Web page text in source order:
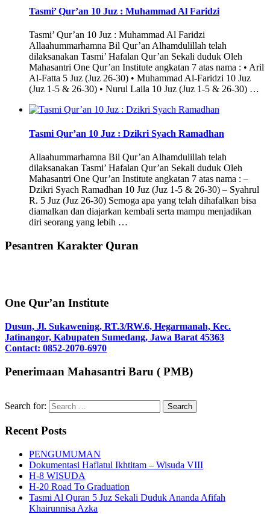
Tasmi’ Qur’an 10 Juz : Muhammad Al Faridzi
Tasmi’ Qur’an 10 Juz : Muhammad Al Faridzi
Allaahummarhamna Bil Qur’an Alhamdulillah telah
dilaksanakan Tasmi’ Hafalan Qur’an Sekali duduk Oleh
Mahasantri One Qur’an Institute angkatan 7 atas nama : • Aril
Al-Fatta 5 Juz (Juz 26-30) • Muhammad Al-Faridzi 10 Juz
(Juz 1-5 & 26-30) • Nurul Laila 10 Juz (Juz 1-5 & 26-30) …
Tasmi Qur’an 10 Juz : Dzikri Syach Ramadhan
Allaahummarhamna Bil Qur’an Alhamdulillah telah
dilaksanakan Tasmi’ Hafalan Qur’an Sekali duduk Oleh
Mahasantri One Qur’an Institute angkatan 7 atas nama : –
Dzikri Syach Ramadhan 10 Juz (Juz 1-5 & 26-30) – Syahrul
R. 5 Juz (Juz 26-30) Semoga apa yang telah dihafalkan bisa
diamalkan dan diajarkan kembali serta mampu menjadikan
diri seorang yang lebih …
Pesantren Karakter Quran
One Qur’an Institute
Dusun, Jl. Sukawening, RT.3/RW.6, Hegarmanah, Kec.
Jatinangor, Kabupaten Sumedang, Jawa Barat 45363
Contact: 0852-2070-6970
Penerimaan Mahasantri Baru ( PMB)
Search for:
Recent Posts
PENGUMUMAN
Dokumentasi Haflatul Ikhtitam – Wisuda VIII
H-8 WISUDA
H-20 Road To Graduation
Tasmi Al Quran 5 Juz Sekali Duduk Ananda Afifah
Khairunnisa Azka